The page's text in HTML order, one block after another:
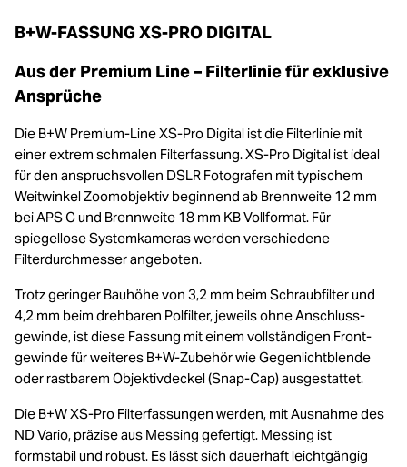
B+W-FASSUNG XS-PRO DIGITAL
Aus der Premium Line – Filterlinie für exklusive
Ansprüche
Die B+W Premium-Line XS-Pro Digital ist die Filterlinie mit
einer extrem schmalen Filterfassung. XS-Pro Digital ist ideal
für den anspruchsvollen DSLR Fotografen mit typischem
Weitwinkel Zoomobjektiv beginnend ab Brennweite 12 mm
bei APS C und Brennweite 18 mm KB Vollformat. Für
spiegellose Systemkameras werden verschiedene
Filterdurchmesser angeboten.
Trotz geringer Bauhöhe von 3,2 mm beim Schraubfilter und
4,2 mm beim drehbaren Polfilter, jeweils ohne Anschluss-
gewinde, ist diese Fassung mit einem vollständigen Front-
gewinde für weiteres B+W-Zubehör wie Gegenlichtblende
oder rastbarem Objektivdeckel (Snap-Cap) ausgestattet.
Die B+W XS-Pro Filterfassungen werden, mit Ausnahme des
ND Vario, präzise aus Messing gefertigt. Messing ist
formstabil und robust. Es lässt sich dauerhaft leichtgängig